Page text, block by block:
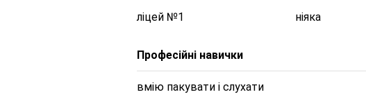
ліцей №1
ніяка
Професійні навички
вмію пакувати і слухати